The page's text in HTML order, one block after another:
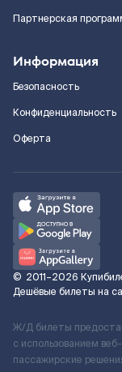
Партнерская
Информация
Безопасность
Конфиденциальность
Оферта
© 2011–2026
Дешёвые билеты на
Ж/Д билеты
с использованием
пассажирские